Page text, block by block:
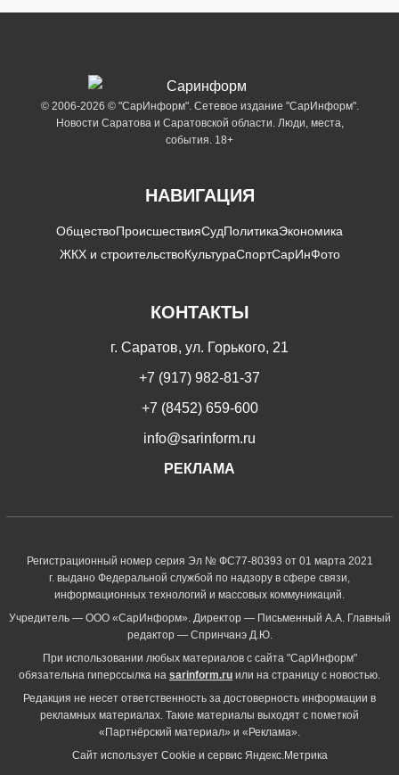
© 2006-2026 © "СарИнформ". Сетевое издание "СарИнформ".
Новости Саратова и Саратовской области. Люди, места,
события. 18+
НАВИГАЦИЯ
ОбществоПроисшествияСудПолитикаЭкономика
ЖКХ и строительствоКультураСпортСарИнФото
КОНТАКТЫ
г. Саратов, ул. Горького, 21
+7 (917) 982-81-37
+7 (8452) 659-600
info@sarinform.ru
РЕКЛАМА
Регистрационный номер серия Эл № ФС77-80393 от 01 марта 2021
г. выдано Федеральной службой по надзору в сфере связи,
информационных технологий и массовых коммуникаций.
Учредитель — ООО «СарИнформ». Директор — Письменный А.А. Главный
редактор — Спринчанэ Д.Ю.
При использовании любых материалов с сайта "СарИнформ"
обязательна гиперссылка на sarinform.ru или на страницу с новостью.
Редакция не несет ответственность за достоверность информации в
рекламных материалах. Такие материалы выходят с пометкой
«Партнёрский материал» и «Реклама».
Сайт использует Cookie и сервиc Яндекс.Метрика